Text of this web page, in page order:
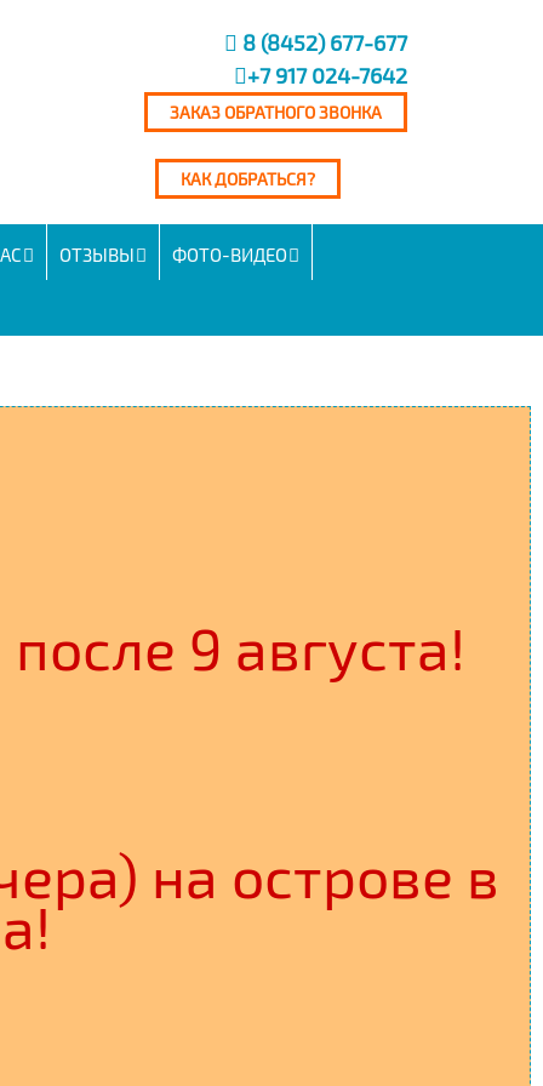
8 (8452) 677-677
+7 917 024-7642
ЗАКАЗ ОБРАТНОГО ЗВОНКА
КАК ДОБРАТЬСЯ?
ОТЗЫВЫ ФОТО-ВИДЕО
9 августа!
на острове в